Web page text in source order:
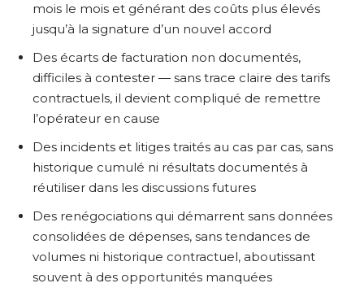
mois le mois et générant des coûts plus élevés
jusqu’à la signature d’un nouvel accord
Des écarts de facturation non documentés,
difficiles à contester — sans trace claire des tarifs
contractuels, il devient compliqué de remettre
l’opérateur en cause
Des incidents et litiges traités au cas par cas, sans
historique cumulé ni résultats documentés à
réutiliser dans les discussions futures
Des renégociations qui démarrent sans données
consolidées de dépenses, sans tendances de
volumes ni historique contractuel, aboutissant
souvent à des opportunités manquées